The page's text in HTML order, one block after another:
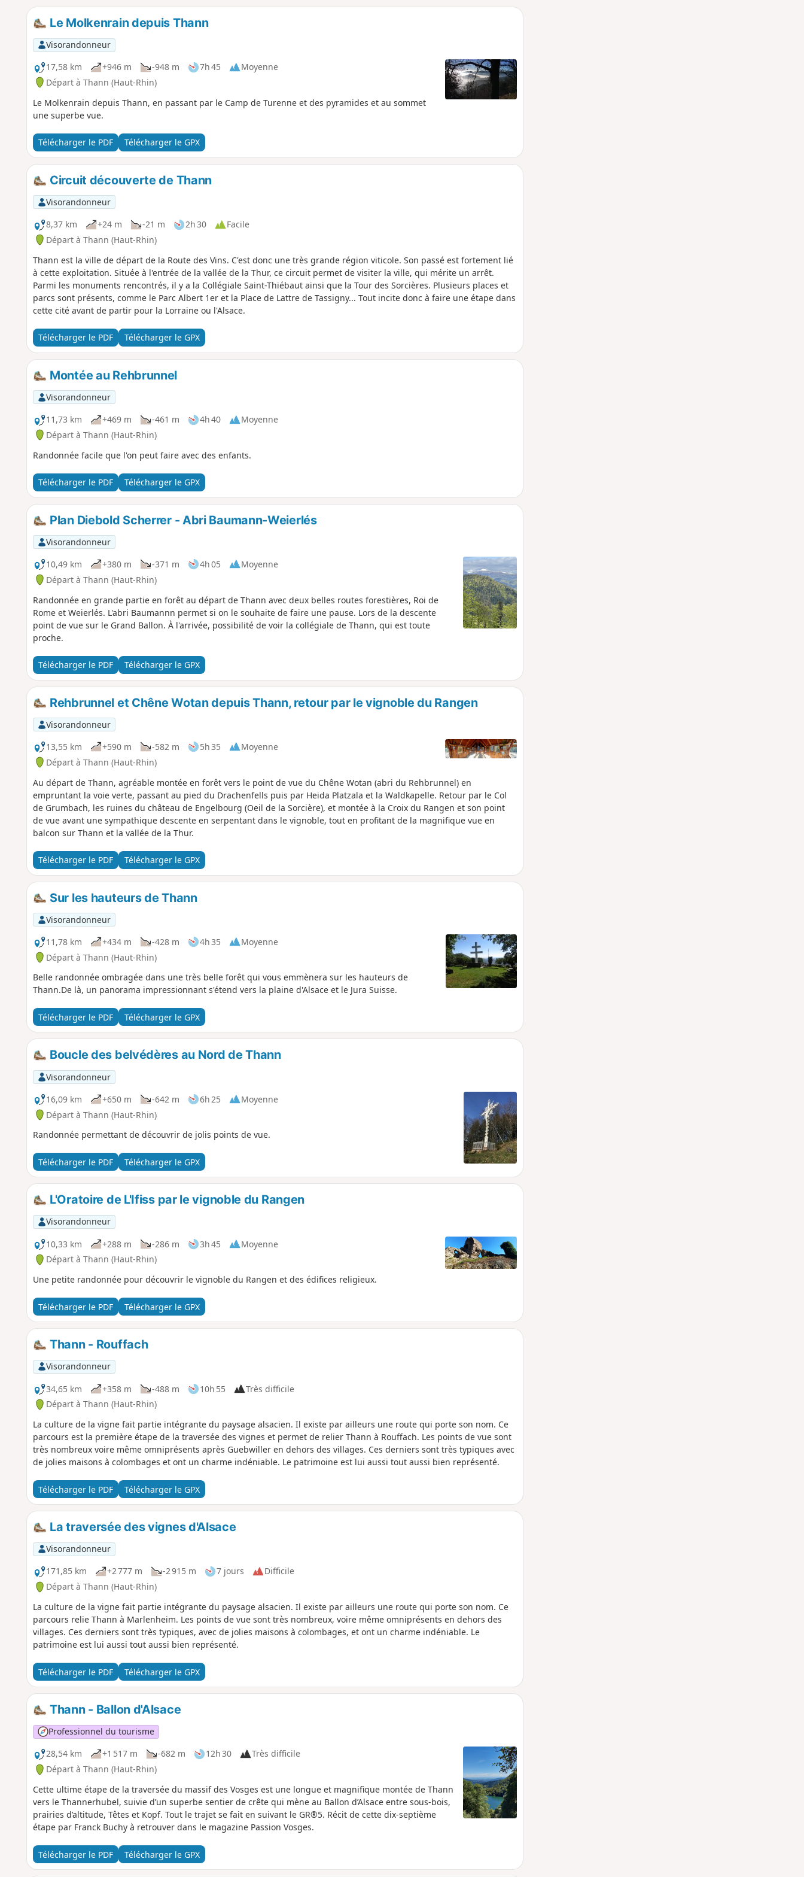
Le Molkenrain depuis Thann
Visorandonneur
17,58 km
+946 m -948 m 7h 45
Moyenne
Départ à Thann (Haut-Rhin)
Le Molkenrain depuis Thann, en passant par le Camp de Turenne et des pyramides et au sommet
une superbe vue.
Télécharger le PDF Télécharger le GPX
Circuit découverte de Thann
Visorandonneur
8,37 km
+24 m -21 m 2h 30
Facile
Départ à Thann (Haut-Rhin)
Thann est la ville de départ de la Route des Vins. C'est donc une très grande région viticole. Son passé est fortement lié
à cette exploitation. Située à l'entrée de la vallée de la Thur, ce circuit permet de visiter la ville, qui mérite un arrêt.
Parmi les monuments rencontrés, il y a la Collégiale Saint-Thiébaut ainsi que la Tour des Sorcières. Plusieurs places et
parcs sont présents, comme le Parc Albert 1er et la Place de Lattre de Tassigny... Tout incite donc à faire une étape dans
cette cité avant de partir pour la Lorraine ou l'Alsace.
Télécharger le PDF Télécharger le GPX
Montée au Rehbrunnel
Visorandonneur
11,73 km
+469 m -461 m 4h 40
Moyenne
Départ à Thann (Haut-Rhin)
Randonnée facile que l'on peut faire avec des enfants.
Télécharger le PDF Télécharger le GPX
Plan Diebold Scherrer - Abri Baumann-Weierlés
Visorandonneur
10,49 km
+380 m -371 m 4h 05
Moyenne
Départ à Thann (Haut-Rhin)
Randonnée en grande partie en forêt au départ de Thann avec deux belles routes forestières, Roi de
Rome et Weierlés. L'abri Baumannn permet si on le souhaite de faire une pause. Lors de la descente
point de vue sur le Grand Ballon. À l'arrivée, possibilité de voir la collégiale de Thann, qui est toute
proche.
Télécharger le PDF Télécharger le GPX
Rehbrunnel et Chêne Wotan depuis Thann, retour par le vignoble du Rangen
Visorandonneur
13,55 km
+590 m -582 m 5h 35
Moyenne
Départ à Thann (Haut-Rhin)
Au départ de Thann, agréable montée en forêt vers le point de vue du Chêne Wotan (abri du Rehbrunnel) en
empruntant la voie verte, passant au pied du Drachenfells puis par Heida Platzala et la Waldkapelle. Retour par le Col
de Grumbach, les ruines du château de Engelbourg (Oeil de la Sorcière), et montée à la Croix du Rangen et son point
de vue avant une sympathique descente en serpentant dans le vignoble, tout en profitant de la magnifique vue en
balcon sur Thann et la vallée de la Thur.
Télécharger le PDF Télécharger le GPX
Sur les hauteurs de Thann
Visorandonneur
11,78 km
+434 m -428 m 4h 35
Moyenne
Départ à Thann (Haut-Rhin)
Belle randonnée ombragée dans une très belle forêt qui vous emmènera sur les hauteurs de
Thann.De là, un panorama impressionnant s'étend vers la plaine d'Alsace et le Jura Suisse.
Télécharger le PDF Télécharger le GPX
Boucle des belvédères au Nord de Thann
Visorandonneur
16,09 km
+650 m -642 m 6h 25
Moyenne
Départ à Thann (Haut-Rhin)
Randonnée permettant de découvrir de jolis points de vue.
Télécharger le PDF Télécharger le GPX
L'Oratoire de L'Ifiss par le vignoble du Rangen
Visorandonneur
10,33 km
+288 m -286 m 3h 45
Moyenne
Départ à Thann (Haut-Rhin)
Une petite randonnée pour découvrir le vignoble du Rangen et des édifices religieux.
Télécharger le PDF Télécharger le GPX
Thann - Rouffach
Visorandonneur
34,65 km
+358 m -488 m 10h 55
Très difficile
Départ à Thann (Haut-Rhin)
La culture de la vigne fait partie intégrante du paysage alsacien. Il existe par ailleurs une route qui porte son nom. Ce
parcours est la première étape de la traversée des vignes et permet de relier Thann à Rouffach. Les points de vue sont
très nombreux voire même omniprésents après Guebwiller en dehors des villages. Ces derniers sont très typiques avec
de jolies maisons à colombages et ont un charme indéniable. Le patrimoine est lui aussi tout aussi bien représenté.
Télécharger le PDF Télécharger le GPX
La traversée des vignes d'Alsace
Visorandonneur
171,85 km
+2 777 m -2 915 m 7 jours
Difficile
Départ à Thann (Haut-Rhin)
La culture de la vigne fait partie intégrante du paysage alsacien. Il existe par ailleurs une route qui porte son nom. Ce
parcours relie Thann à Marlenheim. Les points de vue sont très nombreux, voire même omniprésents en dehors des
villages. Ces derniers sont très typiques, avec de jolies maisons à colombages, et ont un charme indéniable. Le
patrimoine est lui aussi tout aussi bien représenté.
Télécharger le PDF Télécharger le GPX
Thann - Ballon d'Alsace
Professionnel du tourisme
28,54 km
+1 517 m -682 m 12h 30
Très difficile
Départ à Thann (Haut-Rhin)
Cette ultime étape de la traversée du massif des Vosges est une longue et magnifique montée de Thann
vers le Thannerhubel, suivie d’un superbe sentier de crête qui mène au Ballon d’Alsace entre sous-bois,
prairies d’altitude, Têtes et Kopf. Tout le trajet se fait en suivant le GR®5. Récit de cette dix-septième
étape par Franck Buchy à retrouver dans le magazine Passion Vosges.
Télécharger le PDF Télécharger le GPX